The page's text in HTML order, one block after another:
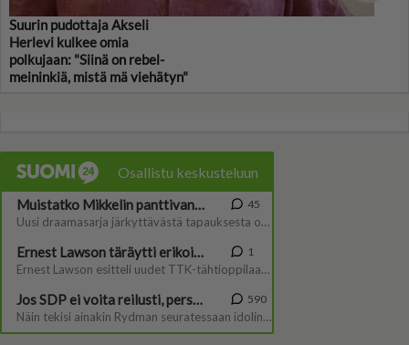
Suurin pudottaja Akseli
Herlevi kulkee omia
polkujaan: "Siinä on rebel-
meininkiä, mistä mä viehätyn"